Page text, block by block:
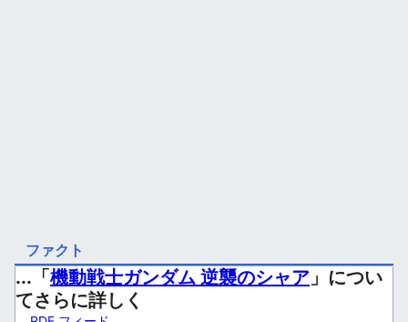
ファクト
...「機動戦士ガンダム 逆襲のシャア 」につい
てさらに詳しく